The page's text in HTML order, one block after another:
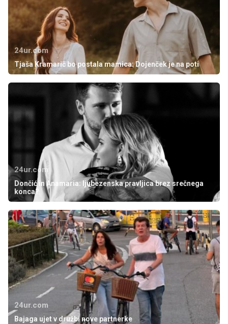
24ur.com
Tjaša Kramarič bo postala mamica: Dojenček je na poti
24ur.com
Dončić in Anamaria: ljubezenska pravljica brez srečnega
konca?
24ur.com
Bajaga ujet v družbi nove partnerke